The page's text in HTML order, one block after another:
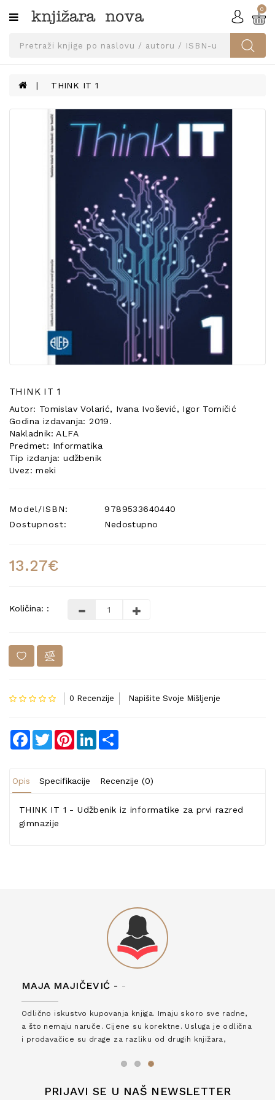
Kategorije
SVEUČILIŠNA
UDŽBENICI
KNJIGE
PRIBOR
POSEBNA
PONUDA
0
THINK IT 1
THINK IT 1
Autor: Tomislav Volarić, Ivana Ivošević, Igor Tomičić
Godina izdavanja: 2019.
Nakladnik: ALFA
Predmet: Informatika
Tip izdanja: udžbenik
Uvez: meki
Model/ISBN:
9789533640440
Dostupnost:
Nedostupno
13.27€
Količina: :
0 Recenzije Napišite Svoje Mišljenje
Facebook
TwitterPinterestLinkedIn
Opis Specifikacije Recenzije (0)
THINK IT 1 - Udžbenik iz informatike za prvi razred
gimnazije
MAJA MAJIČEVIĆ - -
Odlično iskustvo kupovanja knjiga. Imaju skoro sve radne,
a što nemaju naruče. Cijene su korektne. Usluga je odlična
i prodavačice su drage za razliku od drugih knjižara,
PRIJAVI SE U NAŠ NEWSLETTER